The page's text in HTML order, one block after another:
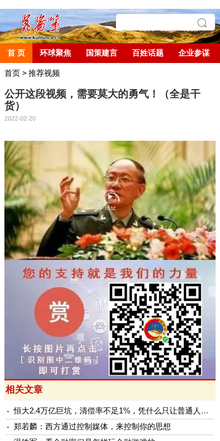
首 页 环球聚焦 国策建言 百姓话题 企业参谋
首页> 推荐视频
公开这段视频，需要莫大的勇气！（全是干
货）
2022-02-20
相关文章
恒大2.4万亿巨坑，清偿率不足1%，凭什么只让普通人兜底？
郑若麟：西方通过控制媒体，来控制你的思想